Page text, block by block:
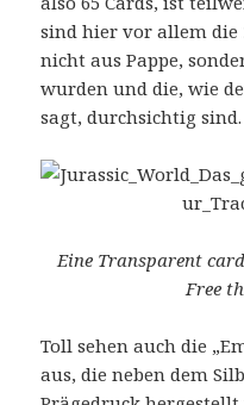
sind hier vor allem die
nicht aus Pappe,
wurden und die, wie
sagt, durchsichtig sind.
Eine Transparent
Free
Toll sehen auch die
aus, die neben dem